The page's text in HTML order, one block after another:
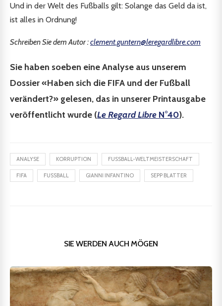
Und in der Welt des Fußballs gilt: Solange das Geld da ist,
ist alles in Ordnung!
Schreiben Sie dem Autor :clement.guntern@leregardlibre.com
Sie haben soeben eine Analyse aus unserem
Dossier «Haben sich die FIFA und der Fußball
verändert?» gelesen, das in unserer Printausgabe
veröffentlicht wurde (Le Regard Libre N°40).
ANALYSE KORRUPTION FUSSBALL-WELTMEISTERSCHAFT
FIFA FUSSBALL GIANNI INFANTINO SEPP BLATTER
SIE WERDEN AUCH MÖGEN